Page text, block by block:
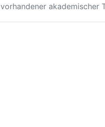
vorhandener akademischer